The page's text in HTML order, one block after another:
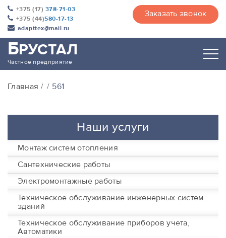
+375 (17) 378-71-03
+375 (44)580-17-13
adapttex@mail.ru
Заказать звонок
БРУСТАЛ
Частное предприятие
Главная 561
Наши услуги
Монтаж систем отопления
Сантехнические работы
Электромонтажные работы
Техническое обслуживание инженерных систем
зданий
Техническое обслуживание приборов учета,
Автоматики